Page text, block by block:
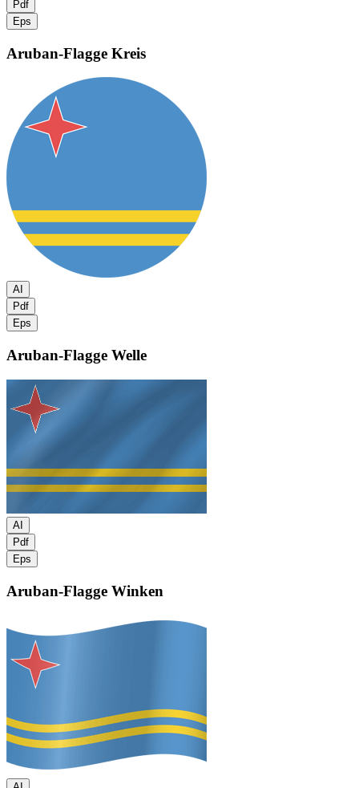
Pdf
Eps
Aruban-Flagge Kreis
AI
Pdf
Eps
Aruban-Flagge Welle
AI
Pdf
Eps
Aruban-Flagge Winken